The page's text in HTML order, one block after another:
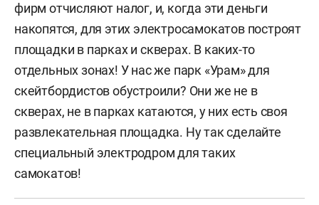
фирм отчисляют налог, и, когда эти деньги
накопятся, для этих электросамокатов построят
площадки в парках и скверах. В каких-то
отдельных зонах! У нас же парк «Урам» для
скейтбордистов обустроили? Они же не в
скверах, не в парках катаются, у них есть своя
развлекательная площадка. Ну так сделайте
специальный электродром для таких
самокатов!